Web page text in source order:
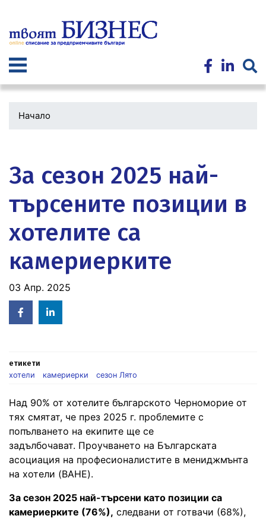
към
основното
Начало
За сезон 2025 най-
търсените позиции в
хотелите са
камериерките
03 Апр. 2025
Facebook
in
етикети
хотели
камериерки сезон Лято
Над 90% от хотелите българското Черноморие от
тях смятат, че през 2025 г. проблемите с
попълването на екипите ще се
задълбочават. Проучването на Българската
асоциация на професионалистите в мениджмънта
на хотели (BAHE).
За сезон 2025 най-търсени като позиции са
камериерките (76%), следвани от готвачи (68%),